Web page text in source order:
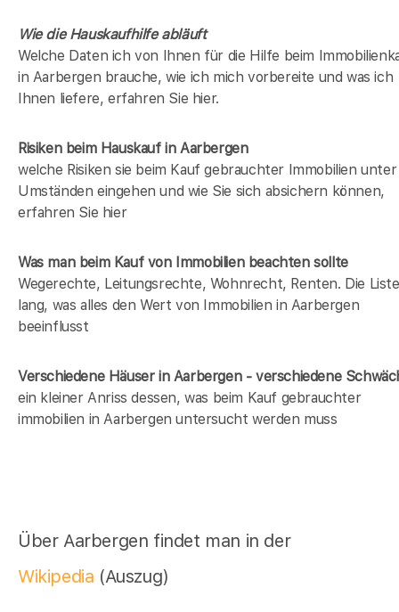
Wie die Hauskaufhilfe abläuft
Welche Daten ich von Ihnen für die Hilfe beim
in Aarbergen brauche, wie ich mich vorbereite und was ich
Ihnen liefere, erfahren Sie hier.
Risiken beim Hauskaufin Aarbergen
welche Risiken sie beim Kauf gebrauchter Immobilien unter
Umständen eingehen und wie Sie sich absichern können,
erfahren Sie hier
Was man beim Kauf von Immobilien beachten sollte
Wegerechte, Leitungsrechte, Wohnrecht, Renten. Die
lang, was alles den Wert von Immobilien in Aarbergen
beeinflusst
Verschiedene Häuser in Aarbergen - verschiedene
ein kleiner Anriss dessen, was beim Kauf gebrauchter
immobilien in Aarbergen untersucht werden muss
Über Aarbergen findet man in der
Wikipedia (Auszug)